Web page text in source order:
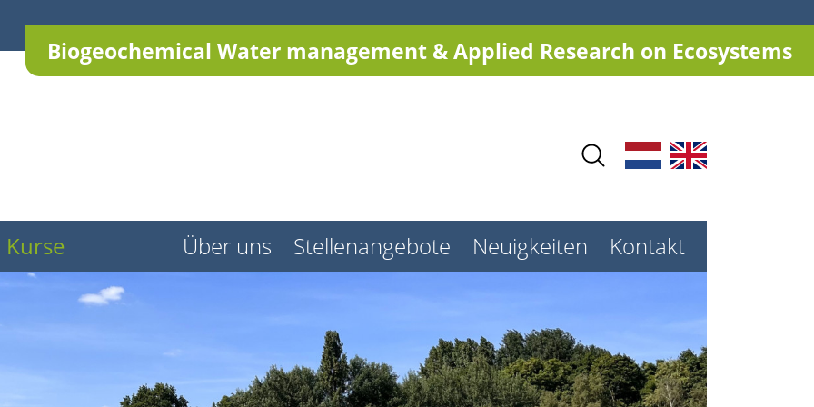
Biogeochemical Water management & Applied Research on Ecosystems
Kurse Kontakt
Neuigkeiten
Stellenangebote
Über uns